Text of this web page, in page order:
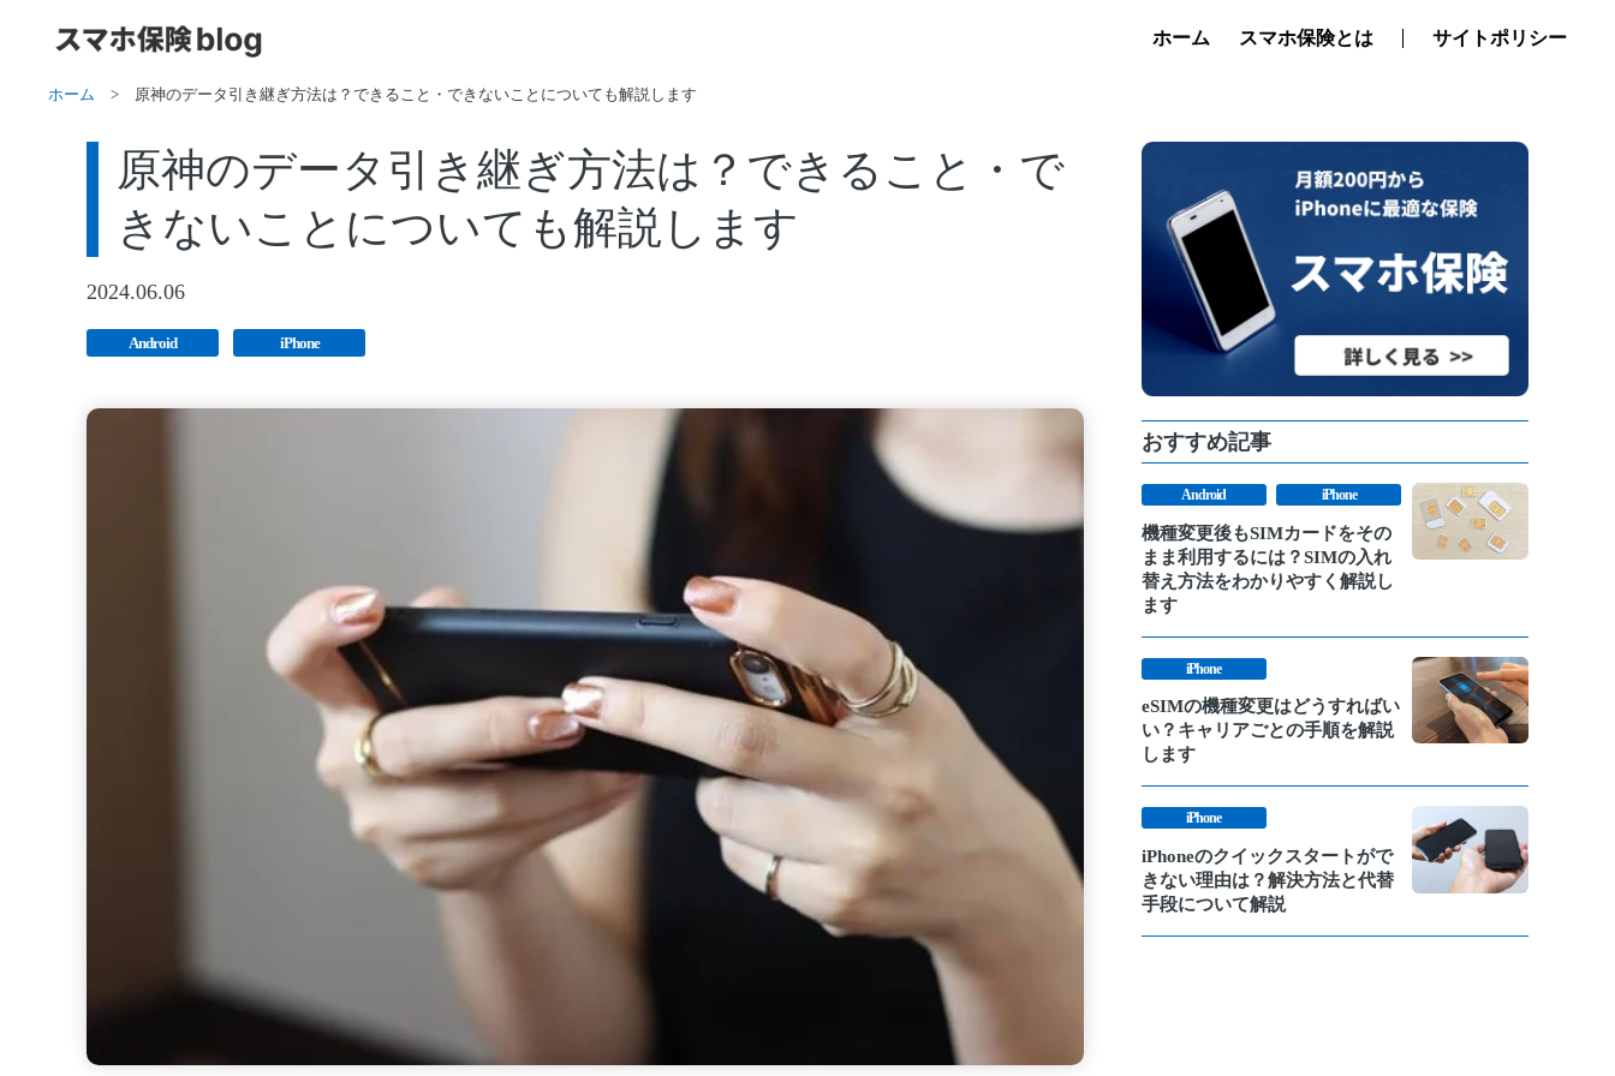
ホーム スマホ保険とは サイトポリシー
ホーム > 原神のデータ引き継ぎ方法は？できること・できないことについても解説します
原神のデータ引き継ぎ方法は？できること・で
きないことについても解説します
2024.06.06
Android iPhone
おすすめ記事
Android iPhone
機種変更後もSIMカードをその
まま利用するには？SIMの入れ
替え方法をわかりやすく解説し
ます
iPhone
eSIMの機種変更はどうすればい
い？キャリアごとの手順を解説
します
iPhone
iPhoneのクイックスタートがで
きない理由は？解決方法と代替
手段について解説